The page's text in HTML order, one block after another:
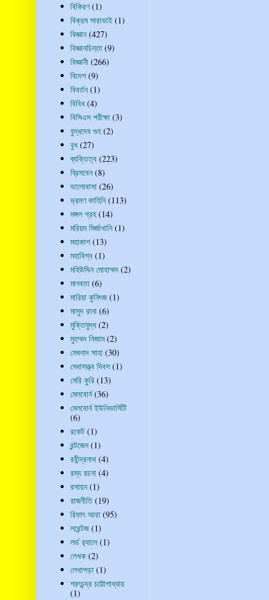
বিকিরণ (1)
বিক্রম সারাভাই (1)
বিজ্ঞান (427)
বিজ্ঞানচিন্তা (9)
বিজ্ঞানী (266)
বিদেশ (9)
বিবর্তন (1)
বিবিধ (4)
বিসিএস পরীক্ষা (3)
বুদ্ধদেব গুহ (2)
বুধ (27)
ব্যক্তিত্ব (223)
ব্রিসবেন (8)
ভালোবাসা (26)
ভ্রমণ কাহিনি (113)
মঙ্গল গ্রহ (14)
মরিয়ম মির্জাখানি (1)
মহাকাশ (13)
মহাবিশ্ব (1)
মহিউদ্দিন মোহাম্মদ (2)
মানবতা (6)
মারিয়া কুনিৎজ (1)
মাসুদ রানা (6)
মুক্তিযুদ্ধ (2)
মুহম্মদ নিজাম (2)
মেঘনাদ সাহা (30)
মেধাসত্ত্ব দিবস (1)
মেরি কুরি (13)
মেলবোর্ন (36)
মেলবোর্ন ইউনিভার্সিটি
(6)
রকেট (1)
রন্টজেন (1)
রবীন্দ্রনাথ (4)
রম্য রচনা (4)
রসায়ন (1)
রাজনীতি (19)
রিফাৎ আরা (95)
লরেন্টজ (1)
লর্ড র‍্যালে (1)
লেখক (2)
লেখাপড়া (1)
শরৎচন্দ্র চট্টোপাধ্যায়
(1)